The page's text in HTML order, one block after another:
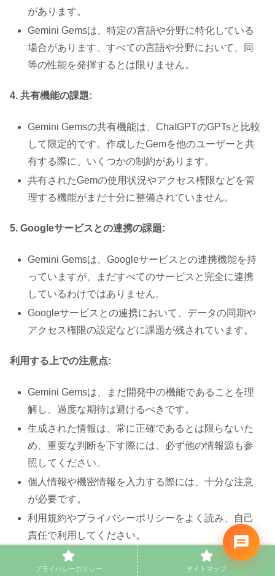
があります。
Gemini Gemsは、特定の言語や分野に特化している
場合があります。すべての言語や分野において、同
等の性能を発揮するとは限りません。
4. 共有機能の課題:
Gemini Gemsの共有機能は、ChatGPTのGPTsと比較
して限定的です。作成したGemを他のユーザーと共
有する際に、いくつかの制約があります。
共有されたGemの使用状況やアクセス権限などを管
理する機能がまだ十分に整備されていません。
5. Googleサービスとの連携の課題:
Gemini Gemsは、Googleサービスとの連携機能を持
っていますが、まだすべてのサービスと完全に連携
しているわけではありません。
Googleサービスとの連携において、データの同期や
アクセス権限の設定などに課題が残されています。
利用する上での注意点:
Gemini Gemsは、まだ開発中の機能であることを理
解し、過度な期待は避けるべきです。
生成された情報は、常に正確であるとは限らないた
め、重要な判断を下す際には、必ず他の情報源も参
照してください。
個人情報や機密情報を入力する際には、十分な注意
が必要です。
利用規約やプライバシーポリシーをよく読み、自己
責任で利用してください。
Gemini Gemsは、まだ発展途上の技術ですが、今後の
プライバシーホリシー サイトマップ